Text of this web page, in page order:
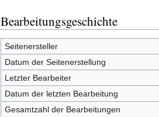
Bearbeitungsgeschichte
Seitenersteller
Datum der Seitenerstellung
Letzter Bearbeiter
Datum der letzten Bearbeitung
Gesamtzahl der Bearbeitungen